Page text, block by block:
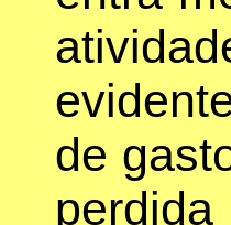
de